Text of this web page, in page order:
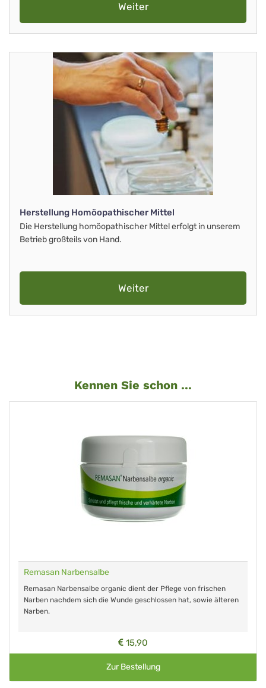
Weiter
Herstellung Homöopathischer Mittel
Die Herstellung homöopathischer Mittel erfolgt in unserem
Betrieb großteils von Hand.
Weiter
Kennen Sie schon ...
Remasan Narbensalbe
Remasan Narbensalbe organic dient der Pflege von frischen
Narben nachdem sich die Wunde geschlossen hat, sowie älteren
Narben.
15,90
Zur Bestellung